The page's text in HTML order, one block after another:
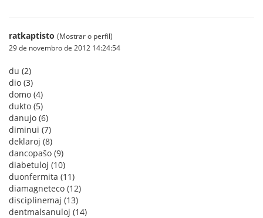
ratkaptisto (Mostrar o perfil)
29 de novembro de 2012 14:24:54
du (2)
dio (3)
domo (4)
dukto (5)
danujo (6)
diminui (7)
deklaroj (8)
dancopaŝo (9)
diabetuloj (10)
duonfermita (11)
diamagneteco (12)
disciplinemaj (13)
dentmalsanuloj (14)